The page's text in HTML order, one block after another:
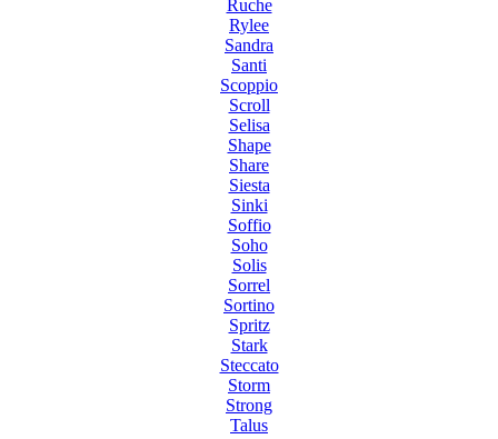
Ruche
Rylee
Sandra
Santi
Scoppio
Scroll
Selisa
Shape
Share
Siesta
Sinki
Soffio
Soho
Solis
Sorrel
Sortino
Spritz
Stark
Steccato
Storm
Strong
Talus